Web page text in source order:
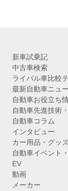
新車試乗記
中古車検索
ライバル車比較
最新自動車ニュ
自動車お役立ち
自動車先進技術
自動車コラム
インタビュー
カー用品・グッ
自動車イベント
EV
動画
メーカー